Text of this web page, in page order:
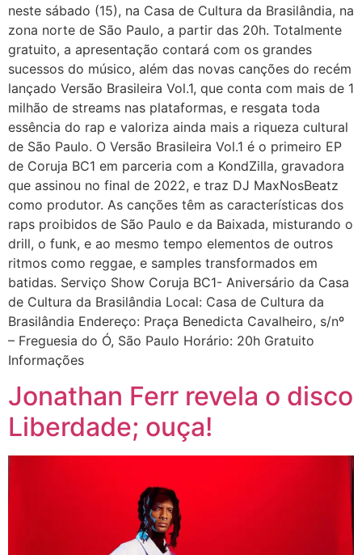
neste sábado (15), na Casa de Cultura da Brasilândia, na
zona norte de São Paulo, a partir das 20h. Totalmente
gratuito, a apresentação contará com os grandes
sucessos do músico, além das novas canções do recém
lançado Versão Brasileira Vol.1, que conta com mais de 1
milhão de streams nas plataformas, e resgata toda
essência do rap e valoriza ainda mais a riqueza cultural
de São Paulo. O Versão Brasileira Vol.1 é o primeiro EP
de Coruja BC1 em parceria com a KondZilla, gravadora
que assinou no final de 2022, e traz DJ MaxNosBeatz
como produtor. As canções têm as características dos
raps proibidos de São Paulo e da Baixada, misturando o
drill, o funk, e ao mesmo tempo elementos de outros
ritmos como reggae, e samples transformados em
batidas. Serviço Show Coruja BC1- Aniversário da Casa
de Cultura da Brasilândia Local: Casa de Cultura da
Brasilândia Endereço: Praça Benedicta Cavalheiro, s/nº
– Freguesia do Ó, São Paulo Horário: 20h Gratuito
Informações
Jonathan Ferr revela o disco
Liberdade; ouça!